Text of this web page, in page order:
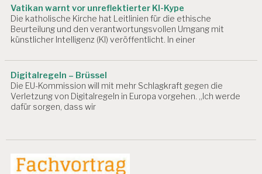
K
EI
T
EI
T
SI
K
T
Vatikan warnt vor unreflektierter KI-Kype
Die katholische Kirche hat Leitlinien für die ethische
Beurteilung und den verantwortungsvollen Umgang mit
künstlicher Intelligenz (KI) veröffentlicht. In einer
Digitalregeln – Brüssel
Die EU-Kommission will mit mehr Schlagkraft gegen die
Verletzung von Digitalregeln in Europa vorgehen. „Ich werde
dafür sorgen, dass wir